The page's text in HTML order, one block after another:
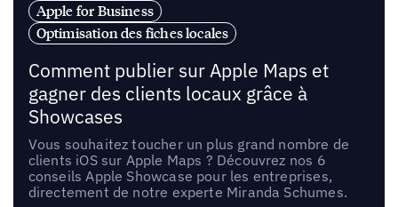
Apple for Business
Optimisation des fiches locales
Comment publier sur Apple Maps et
gagner des clients locaux grâce à
Showcases
Vous souhaitez toucher un plus grand nombre de
clients iOS sur Apple Maps ? Découvrez nos 6
conseils Apple Showcase pour les entreprises,
directement de notre experte Miranda Schumes.